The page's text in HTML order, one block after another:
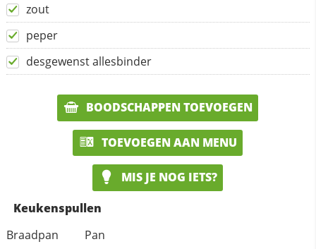
zout
peper
desgewenst allesbinder
BOODSCHAPPEN TOEVOEGEN
TOEVOEGEN AAN MENU
MIS JE NOG IETS?
Keukenspullen
Braadpan
Pan